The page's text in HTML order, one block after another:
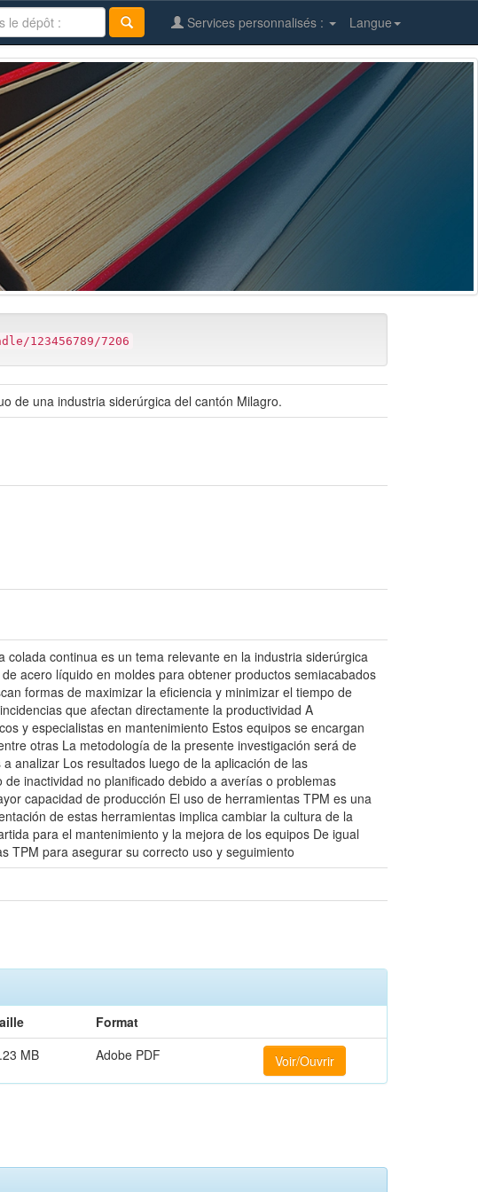
Langue
Services personnalisés :
123456789/7206
de una industria siderúrgica del cantón Milagro.
continua es un tema relevante en la industria siderúrgica
acero líquido en moldes para obtener productos semiacabados
formas de maximizar la eficiencia y minimizar el tiempo de
que afectan directamente la productividad A
y especialistas en mantenimiento Estos equipos se encargan
otras La metodología de la presente investigación será de
analizar Los resultados luego de la aplicación de las
inactividad no planificado debido a averías o problemas
capacidad de producción El uso de herramientas TPM es una
de estas herramientas implica cambiar la cultura de la
para el mantenimiento y la mejora de los equipos De igual
TPM para asegurar su correcto uso y seguimiento
Format
MB Adobe PDF Voir/Ouvrir